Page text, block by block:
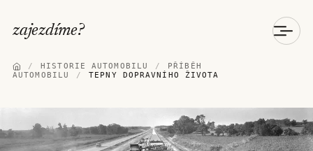
zajezdíme?
/ HISTORIE AUTOMOBILU /
PŘÍBĚH
AUTOMOBILU
/ TEPNY DOPRAVNÍHO ŽIVOTA